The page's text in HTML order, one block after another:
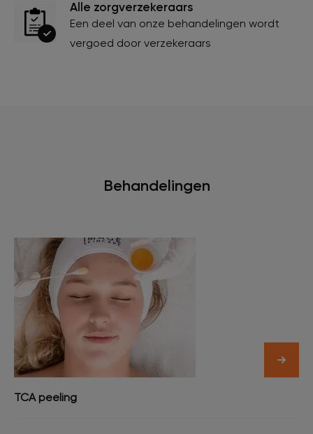
Alle zorgverzekeraars
Een deel van onze behandelingen wordt
vergoed door verzekeraars
Behandelingen
TCA peeling